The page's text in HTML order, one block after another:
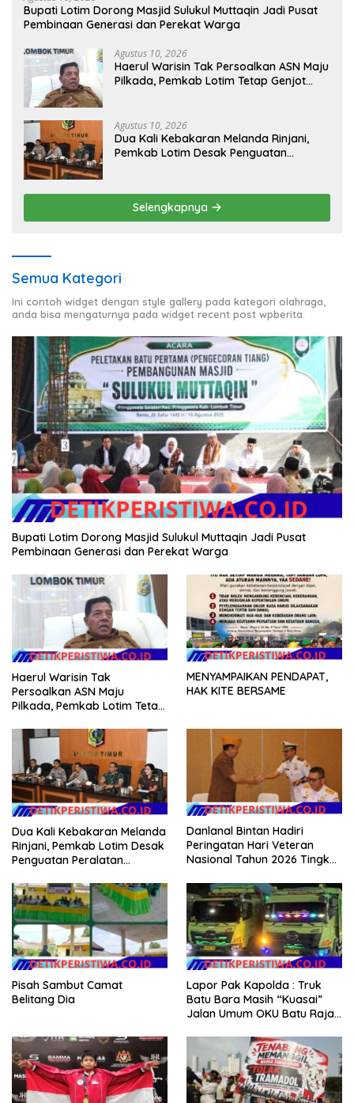
Bupati Lotim Dorong Masjid Sulukul Muttaqin Jadi Pusat
Pembinaan Generasi dan Perekat Warga
Agustus 10, 2026
Haerul Warisin Tak Persoalkan ASN Maju
Pilkada, Pemkab Lotim Tetap Genjot
Agustus 10, 2026
Dua Kali Kebakaran Melanda Rinjani,
Pemkab Lotim Desak Penguatan
Selengkapnya
Semua Kategori
Ini contoh widget dengan style gallery pada kategori olahraga,
anda bisa mengaturnya pada widget recent post wpberita.
Bupati Lotim Dorong Masjid Sulukul Muttaqin Jadi Pusat
Pembinaan Generasi dan Perekat Warga
Haerul Warisin Tak
Persoalkan ASN Maju
Pilkada, Pemkab Lotim Tetap
MENYAMPAIKAN PENDAPAT,
HAK KITE BERSAME
Dua Kali Kebakaran Melanda
Rinjani, Pemkab Lotim Desak
Penguatan Peralatan
Danlanal Bintan Hadiri
Peringatan Hari Veteran
Nasional Tahun 2026 Tingkat
Pisah Sambut Camat
Belitang Dia
Lapor Pak Kapolda : Truk
Batu Bara Masih “Kuasai”
Jalan Umum OKU Batu Raja